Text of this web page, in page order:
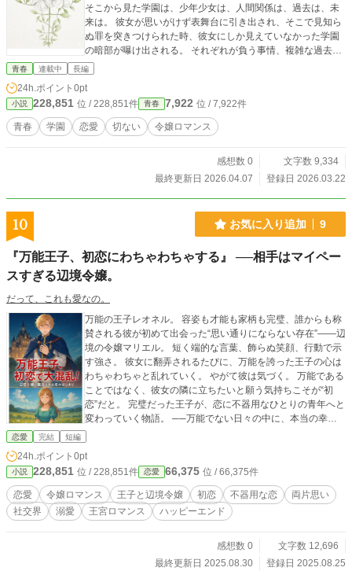
そこから見た学園は、少年少女は、人間関係は、過去は、未
来は。 彼女が思いがけず表舞台に引き出され、そこで見知ら
ぬ罪を突きつけられた時、彼女にしか見えていなかった学園
の暗部が曝け出される。 それぞれが負う事情、複雑な過去、
絡み合う思惑は、果たしてどんな姿をしているのか───
青春 連載中 長編
24h.ポイント 0pt
小説 228,851 位 / 228,851件 青春 7,922 位 / 7,922件
青春 学園 恋愛 切ない 令嬢ロマンス
感想数 0
文字数 9,334
最終更新日 2026.04.07
登録日 2026.03.22
10 お気に入り追加 9
『万能王子、初恋にわちゃわちゃする』 ──相手はマイペー
スすぎる辺境令嬢。
だって、これも愛なの。
万能の王子レオネル。 容姿も才能も家柄も完璧、誰からも称
賛される彼が初めて出会った“思い通りにならない存在”――辺
境の令嬢マリエル。 短く端的な言葉、飾らぬ笑顔、行動で示
す強さ。 彼女に翻弄されるたびに、万能を誇った王子の心は
わちゃわちゃと乱れていく。 やがて彼は気づく。 万能である
ことではなく、彼女の隣に立ちたいと願う気持ちこそが“初
恋”だと。 完璧だった王子が、恋に不器用なひとりの青年へと
変わっていく物語。 ──万能でない日々の中に、本当の幸せ
がある。
恋愛 完結 短編
24h.ポイント 0pt
小説 228,851 位 / 228,851件 恋愛 66,375 位 / 66,375件
恋愛 令嬢ロマンス 王子と辺境令嬢 初恋 不器用な恋
両片思い
社交界
溺愛 王宮ロマンス ハッピーエンド
感想数 0
文字数 12,696
最終更新日 2025.08.30
登録日 2025.08.25